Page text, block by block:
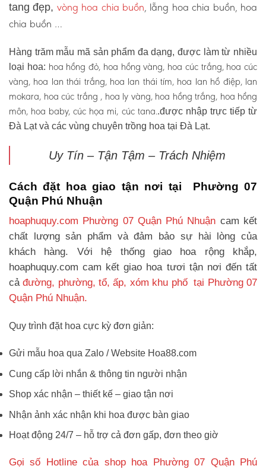
tang đẹp, vòng hoa chia buồn, lẵng hoa chia buồn, hoa
chia buồn …
Hàng trăm mẫu mã sản phẩm đa dạng, được làm từ nhiều
loại hoa: hoa hồng đỏ, hoa hồng vàng, hoa cúc trắng, hoa cúc
vàng, hoa lan thái trắng, hoa lan thái tím, hoa lan hồ điệp, lan
mokara, hoa cúc trắng , hoa ly vàng, hoa hồng trắng, hoa hồng
môn, hoa baby, cúc họa mi, cúc tana..được nhập trực tiếp từ
Đà Lạt và các vùng chuyên trồng hoa tại Đà Lạt.
Uy Tín – Tận Tậm – Trách Nhiệm
Cách đặt hoa giao tận nơi tại Phường 07
Quận Phú Nhuận
hoaphuquy.com Phường 07 Quận Phú Nhuận cam kết
chất lượng sản phẩm và đảm bảo sự hài lòng của
khách hàng. Với hệ thống giao hoa rộng khắp,
hoaphuquy.com cam kết giao hoa tươi tận nơi đến tất
cảđường, phường, tổ, ấp, xóm khu phố tại Phường 07
Quận Phú Nhuận.
Quy trình đặt hoa cực kỳ đơn giản:
Gửi mẫu hoa qua Zalo / Website Hoa88.com
Cung cấp lời nhắn & thông tin người nhận
Shop xác nhận – thiết kế – giao tận nơi
Nhận ảnh xác nhận khi hoa được bàn giao
Hoạt động 24/7 – hỗ trợ cả đơn gấp, đơn theo giờ
Gọi số Hotline của shop hoa Phường 07 Quận Phú